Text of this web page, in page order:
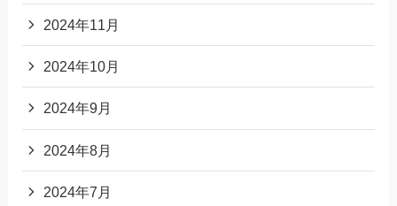
2024年11月
2024年10月
2024年9月
2024年8月
2024年7月